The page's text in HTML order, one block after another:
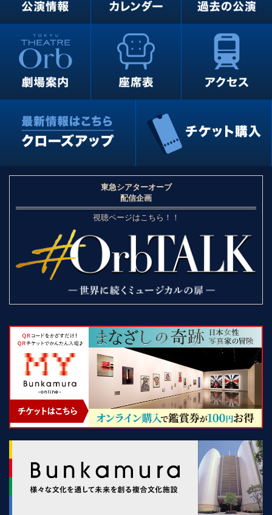
東急シアターオーブ
配信企画
視聴ページはこちら！！